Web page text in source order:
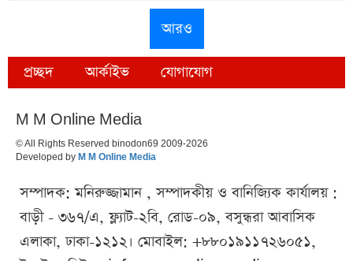
আরও
প্রচ্ছদ আর্কাইভ যোগাযোগ
M M Online Media
© All Rights Reserved binodon69 2009-2026
Developed by M M Online Media
সম্পাদক: মনিরুজ্জামান , সম্পাদকীয় ও বানিজ্যিক কার্যালয় :
বাড়ী - ৩৬৭/এ, ফ্ল্যাট-২বি, রোড-০৯, বসুন্ধরা আবাসিক
এলাকা, ঢাকা-১২১২। মোবাইল: +৮৮০১৯১১৭২৬০৫১,